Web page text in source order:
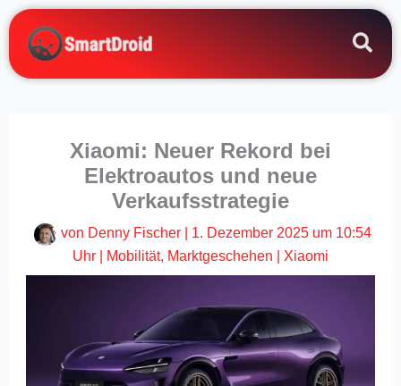
Zum
Inhalt
springen
Xiaomi: Neuer Rekord bei
Elektroautos und neue
Verkaufsstrategie
von Denny Fischer
1. Dezember 2025 um 10:54
Uhr
Mobilität, Marktgeschehen Xiaomi